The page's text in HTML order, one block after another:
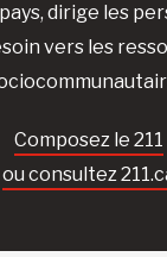
dirige les
vers les
Composez le 211
ou consultez